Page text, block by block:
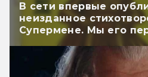
В сети впервые
неизданное
Супермене. Мы его